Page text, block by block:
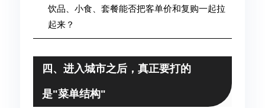
饮品、小食、套餐能否把客单价和复购一起拉
起来？
四、进入城市之后，真正要打的
是"菜单结构"